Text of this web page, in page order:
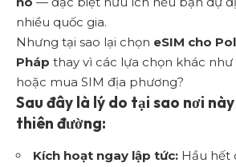
nhiều quốc gia.
Nhưng tại sao lại chọn eSIM cho
Pháp thay vì các lựa chọn khác
hoặc mua SIM địa phương?
Sau đây là lý do tại sao nơi
thiên đường:
Kích hoạt ngay lập tức: Hầu hết